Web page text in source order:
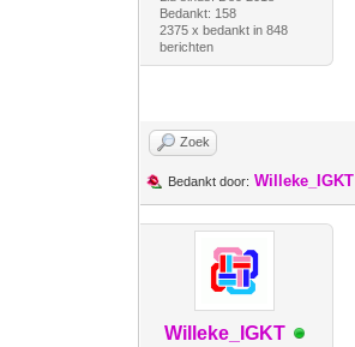
Bedankt: 158
2375 x bedankt in 848
berichten
Zoek
Bedankt door: Willeke_IGKT
Willeke_IGKT